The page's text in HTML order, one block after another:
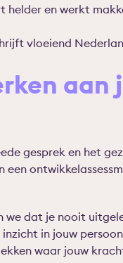
helder en werkt
vloeiend
aan
gesprek en het
een
we dat je nooit
in jouw
waar jouw